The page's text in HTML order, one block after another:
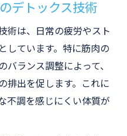
デトックス技術
術は、日常の疲労やスト
しています。特に筋肉の
ランス調整によって、
排出を促します。これに
不調を感じにくい体質が